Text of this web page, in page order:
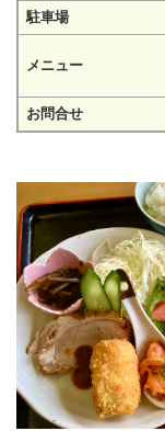
駐車場
メニュー
お問合せ